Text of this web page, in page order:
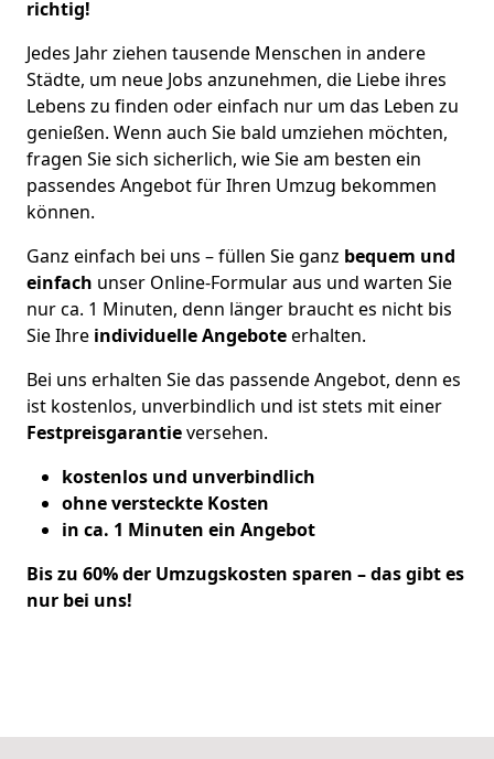
richtig!
Jedes Jahr ziehen tausende Menschen in andere
Städte, um neue Jobs anzunehmen, die Liebe ihres
Lebens zu finden oder einfach nur um das Leben zu
genießen. Wenn auch Sie bald umziehen möchten,
fragen Sie sich sicherlich, wie Sie am besten ein
passendes Angebot für Ihren Umzug bekommen
können.
Ganz einfach bei uns – füllen Sie ganz bequem und
einfach unser Online-Formular aus und warten Sie
nur ca. 1 Minuten, denn länger braucht es nicht bis
Sie Ihre individuelle Angeboteerhalten.
Bei uns erhalten Sie das passende Angebot, denn es
ist kostenlos, unverbindlich und ist stets mit einer
Festpreisgarantieversehen.
kostenlos und unverbindlich
ohne versteckte Kosten
in ca. 1 Minuten ein Angebot
Bis zu 60% der Umzugskosten sparen – das gibt es
nur bei uns!